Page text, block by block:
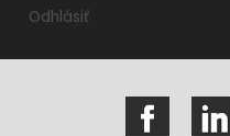
Odhlásiť